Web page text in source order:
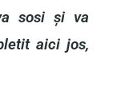
sosi și va
aici jos,